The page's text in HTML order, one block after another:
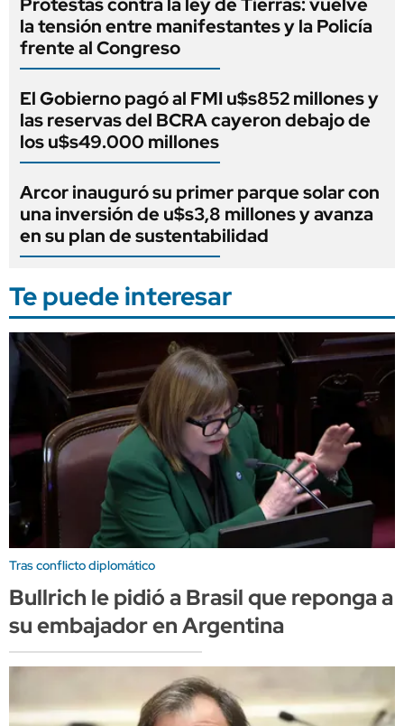
la tensión entre manifestantes y la Policía
frente al Congreso
El Gobierno pagó al FMI u$s852 millones y
las reservas del BCRA cayeron debajo de
los u$s49.000 millones
Arcor inauguró su primer parque solar con
una inversión de u$s3,8 millones y avanza
en su plan de sustentabilidad
Te puede interesar
Tras conflicto diplomático
Bullrich le pidió a Brasil que reponga a
su embajador en Argentina